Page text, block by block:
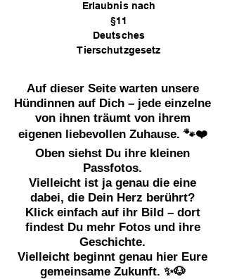
Erlaubnis nach
§11
Deutsches
Tierschutzgesetz
Auf dieser Seite warten unsere
Hündinnen auf Dich – jede einzelne
von ihnen träumt von ihrem
eigenen liebevollen Zuhause. 🐾❤️
Oben siehst Du ihre kleinen
Passfotos.
Vielleicht ist ja genau die eine
dabei, die Dein Herz berührt?
Klick einfach auf ihr Bild – dort
findest Du mehr Fotos und ihre
Geschichte.
Vielleicht beginnt genau hier Eure
gemeinsame Zukunft. ✨🐶